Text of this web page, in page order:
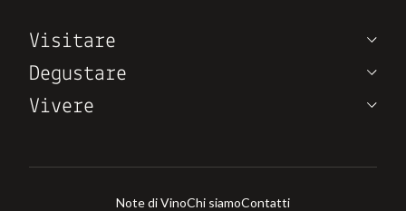
Visitare
Degustare
Vivere
Note di VinoChi siamoContatti